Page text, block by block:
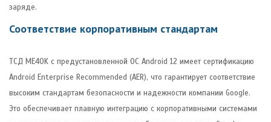
заряде.
Соответствие корпоративным стандартам
ТСД ME40K с предустановленной ОС Android 12 имеет сертификацию
Android Enterprise Recommended (AER), что гарантирует соответствие
высоким стандартам безопасности и надежности компании Google.
Это обеспечивает плавную интеграцию с корпоративными системами